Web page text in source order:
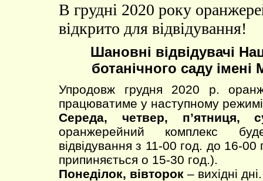
В грудні 2020 року
відкрито для відвідування!
Шановні відвідувачі
ботанічного саду
Упродовж грудня 2020 р.
працюватиме у наступному
Середа, четвер, п’ятниця,
оранжерейний комплекс
відвідування з 11-00 год. до 16-00
припиняється о 15-30 год.).
Понеділок, вівторок – вихідні дні.